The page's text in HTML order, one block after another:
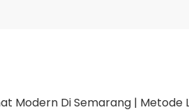
Modern Di Semarang |